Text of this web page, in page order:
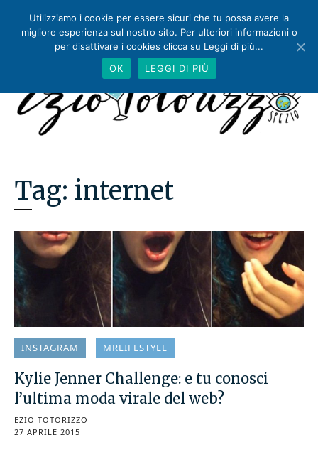
Tag: internet
INSTAGRAM MRLIFESTYLE
Kylie Jenner Challenge: e tu conosci
l’ultima moda virale del web?
EZIO TOTORIZZO
27 APRILE 2015
Utilizziamo i cookie per essere sicuri che tu possa avere la
migliore esperienza sul nostro sito. Per ulteriori informazioni o
per disattivare i cookies clicca su Leggi di più...
OK
LEGGI DI PIÙ